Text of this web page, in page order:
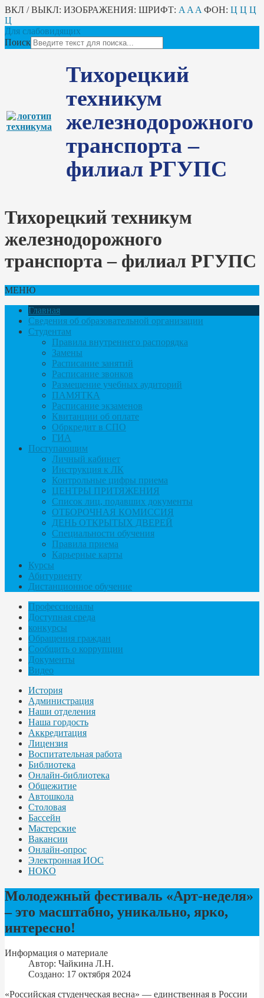
ВКЛ / ВЫКЛ: ИЗОБРАЖЕНИЯ: ШРИФТ: A A A ФОН: Ц Ц Ц
Ц
Для слабовидящих
Поиск
Тихорецкий
техникум
железнодорожного
транспорта –
филиал РГУПС
Тихорецкий техникум
железнодорожного
транспорта – филиал РГУПС
МЕНЮ
Главная
Сведения об образовательной организации
Студентам
Правила внутреннего распорядка
Замены
Расписание занятий
Расписание звонков
Размещение учебных аудиторий
ПАМЯТКА
Расписание экзаменов
Квитанции об оплате
Обркредит в СПО
ГИА
Поступающим
Личный кабинет
Инструкция к ЛК
Контрольные цифры приема
ЦЕНТРЫ ПРИТЯЖЕНИЯ
Список лиц, подавших документы
ОТБОРОЧНАЯ КОМИССИЯ
ДЕНЬ ОТКРЫТЫХ ДВЕРЕЙ
Специальности обучения
Правила приема
Карьерные карты
Курсы
Абитуриенту
Дистанционное обучение
Профессионалы
Доступная среда
конкурсы
Обращения граждан
Сообщить о коррупции
Документы
Видео
История
Администрация
Наши отделения
Наша гордость
Аккредитация
Лицензия
Воспитательная работа
Библиотека
Онлайн-библиотека
Общежитие
Автошкола
Столовая
Бассейн
Мастерские
Вакансии
Онлайн-опрос
Электронная ИОС
НОКО
Молодежный фестиваль «Арт-неделя»
– это масштабно, уникально, ярко,
интересно!
Информация о материале
Автор: Чайкина Л.Н.
Создано: 17 октября 2024
«Российская студенческая весна» — единственная в России